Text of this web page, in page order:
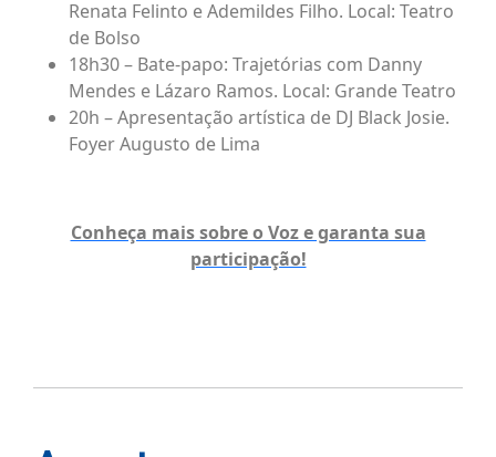
Renata Felinto e Ademildes Filho. Local: Teatro
de Bolso
18h30 – Bate-papo: Trajetórias com Danny
Mendes e Lázaro Ramos. Local: Grande Teatro
20h – Apresentação artística de DJ Black Josie.
Foyer Augusto de Lima
Conheça mais sobre o Voz e garanta sua
participação!